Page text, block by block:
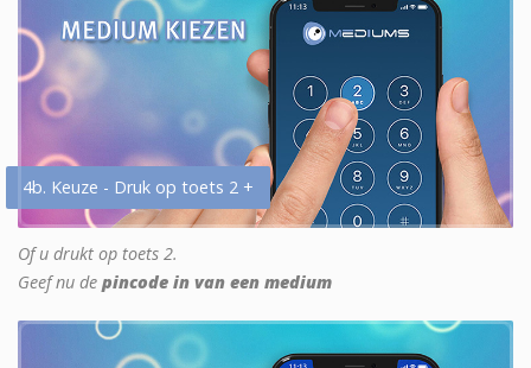
4b. Keuze - Druk op toets 2 +
Of u drukt op toets 2.
Geef nu de pincode in van een medium